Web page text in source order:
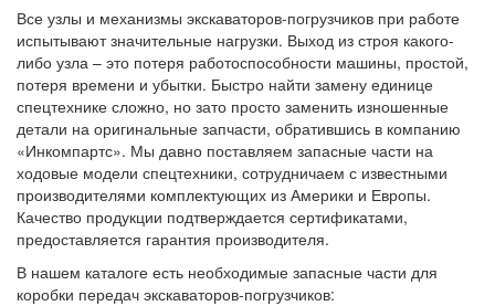
Все узлы и механизмы экскаваторов-погрузчиков при работе
испытывают значительные нагрузки. Выход из строя какого-
либо узла – это потеря работоспособности машины, простой,
потеря времени и убытки. Быстро найти замену единице
спецтехнике сложно, но зато просто заменить изношенные
детали на оригинальные запчасти, обратившись в компанию
«Инкомпартс». Мы давно поставляем запасные части на
ходовые модели спецтехники, сотрудничаем с известными
производителями комплектующих из Америки и Европы.
Качество продукции подтверждается сертификатами,
предоставляется гарантия производителя.
В нашем каталоге есть необходимые запасные части для
коробки передач экскаваторов-погрузчиков: